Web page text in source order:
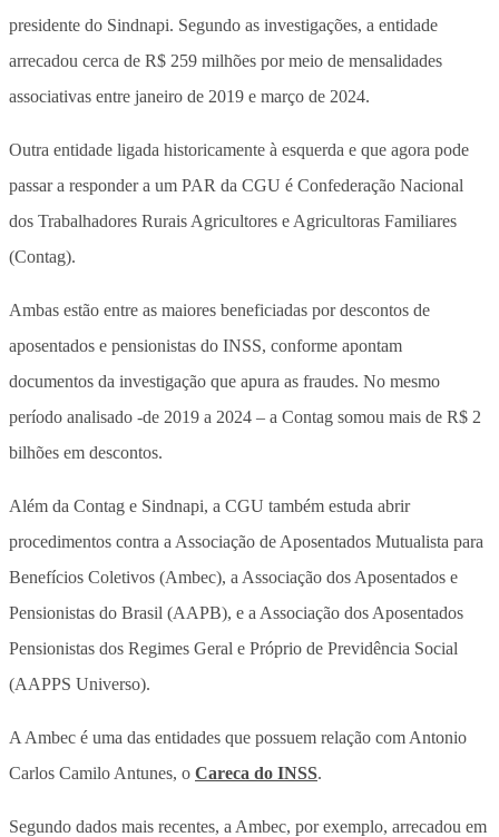
presidente do Sindnapi. Segundo as investigações, a entidade
arrecadou cerca de R$ 259 milhões por meio de mensalidades
associativas entre janeiro de 2019 e março de 2024.
Outra entidade ligada historicamente à esquerda e que agora pode
passar a responder a um PAR da CGU é Confederação Nacional
dos Trabalhadores Rurais Agricultores e Agricultoras Familiares
(Contag).
Ambas estão entre as maiores beneficiadas por descontos de
aposentados e pensionistas do INSS, conforme apontam
documentos da investigação que apura as fraudes. No mesmo
período analisado -de 2019 a 2024 – a Contag somou mais de R$ 2
bilhões em descontos.
Além da Contag e Sindnapi, a CGU também estuda abrir
procedimentos contra a Associação de Aposentados Mutualista para
Benefícios Coletivos (Ambec), a Associação dos Aposentados e
Pensionistas do Brasil (AAPB), e a Associação dos Aposentados
Pensionistas dos Regimes Geral e Próprio de Previdência Social
(AAPPS Universo).
A Ambec é uma das entidades que possuem relação com Antonio
Carlos Camilo Antunes, o Careca do INSS.
Segundo dados mais recentes, a Ambec, por exemplo, arrecadou em